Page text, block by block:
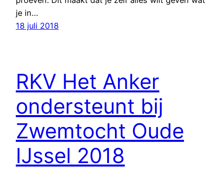
je in…
18 juli 2018
RKV Het Anker
ondersteunt bij
Zwemtocht Oude
IJssel 2018